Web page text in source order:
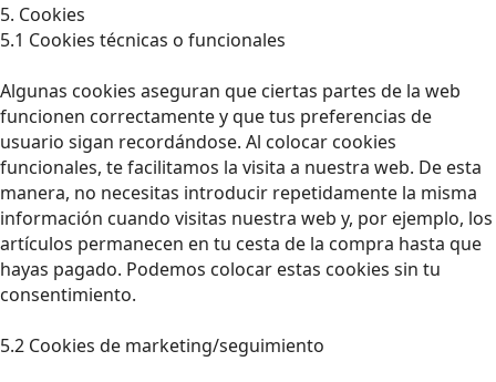
5. Cookies
5.1 Cookies técnicas o funcionales
Algunas cookies aseguran que ciertas partes de la web
funcionen correctamente y que tus preferencias de
usuario sigan recordándose. Al colocar cookies
funcionales, te facilitamos la visita a nuestra web. De esta
manera, no necesitas introducir repetidamente la misma
información cuando visitas nuestra web y, por ejemplo, los
artículos permanecen en tu cesta de la compra hasta que
hayas pagado. Podemos colocar estas cookies sin tu
consentimiento.
5.2 Cookies de marketing/seguimiento